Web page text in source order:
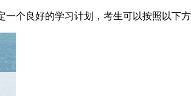
个良好的学习计划，考生可以按照以下方